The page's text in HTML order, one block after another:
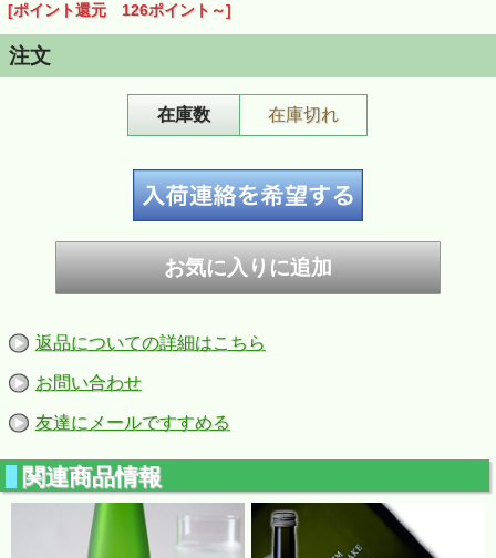
[ポイント還元 126ポイント～]
注文
在庫数 在庫切れ
返品についての詳細はこちら
お問い合わせ
友達にメールですすめる
関連商品情報